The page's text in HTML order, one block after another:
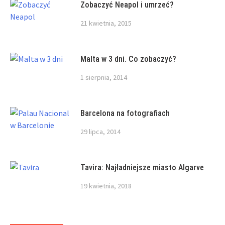
Zobaczyć Neapol i umrzeć?
21 kwietnia, 2015
Malta w 3 dni. Co zobaczyć?
1 sierpnia, 2014
Barcelona na fotografiach
29 lipca, 2014
Tavira: Najładniejsze miasto Algarve
19 kwietnia, 2018